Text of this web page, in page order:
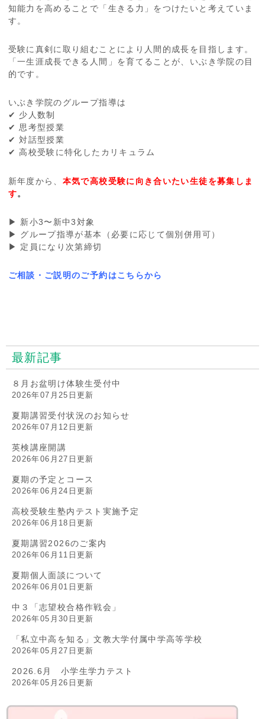
知能力を高めることで「生きる力」をつけたいと考えていま
す。
受験に真剣に取り組むことにより人間的成長を目指します。
「一生涯成長できる人間」を育てることが、いぶき学院の目
的です。
いぶき学院のグループ指導は
✔ 少人数制
✔ 思考型授業
✔ 対話型授業
✔ 高校受験に特化したカリキュラム
新年度から、 本気で高校受験に向き合いたい生徒を募集しま
す。
▶ 新小3〜新中3対象
▶ グループ指導が基本（必要に応じて個別併用可）
▶ 定員になり次第締切
ご相談・ご説明のご予約はこちらから
最新記事
８月お盆明け体験生受付中
2026年07月25日更新
夏期講習受付状況のお知らせ
2026年07月12日更新
英検講座開講
2026年06月27日更新
夏期の予定とコース
2026年06月24日更新
高校受験生塾内テスト実施予定
2026年06月18日更新
夏期講習2026のご案内
2026年06月11日更新
夏期個人面談について
2026年06月01日更新
中３「志望校合格作戦会」
2026年05月30日更新
「私立中高を知る」文教大学付属中学高等学校
2026年05月27日更新
2026.6月 小学生学力テスト
2026年05月26日更新